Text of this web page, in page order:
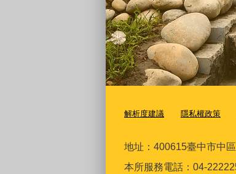
解析度建議 隱私權政策
地址：400615臺中市中
本所服務電話：04-